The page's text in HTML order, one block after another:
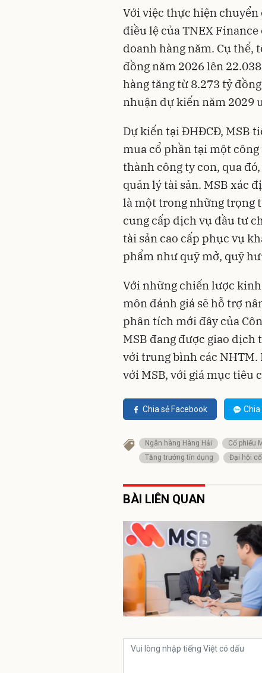
Với việc thực hiện
điều lệ của TNEX
doanh hàng năm. Cụ thể,
đồng năm 2026 lên
hàng tăng từ 8.273 tỷ
nhuận dự kiến năm 2029
Dự kiến tại ĐHĐCĐ, MSB
mua cổ phần tại một
thành công ty con, qua
quản lý tài sản. MSB xác
là một trong những trọng
cung cấp dịch vụ đầu tư
tài sản cao cấp phục vụ
phẩm như quỹ mở, quỹ
Với những chiến lược
môn đánh giá sẽ hỗ trợ
phân tích mới đây của
MSB đang được giao dịch
với trung bình các NHTM.
với MSB, với giá mục tiêu
Chia sẻ Facebook Chia
Ngân hàng Hàng Hải Cổ phiếu
Tăng trưởng tín dụng
Đại hội
BÀI LIÊN QUAN